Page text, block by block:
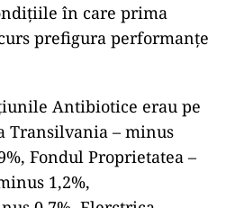
în care prima
prefigura performanţe
Antibiotice erau pe
Transilvania – minus
Fondul Proprietatea –
1,2%,